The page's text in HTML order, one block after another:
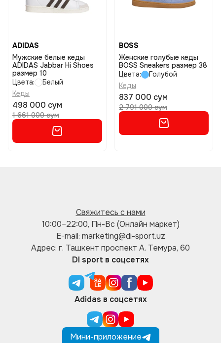
ADIDAS
Мужские белые кеды
ADIDAS Jabbar Hi Shoes
размер 10
Цвета:
Белый
Кеды
498 000 сум
1 661 000 сум
BOSS
Женские голубые кеды
BOSS Sneakers размер 38
Цвета:
Голубой
Кеды
837 000 сум
2 791 000 сум
Свяжитесь с нами
10:00–22:00, Пн-Вс (Онлайн маркет)
E-mail: marketing@di-sport.uz
Адрес: г. Ташкент проспект А. Темура, 60
DI sport в соцсетях
Adidas в соцсетях
Мини-приложение